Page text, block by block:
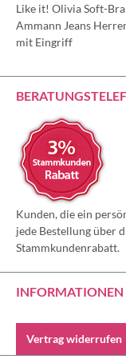
Like it! Olivia Soft-Bra
Ammann Jeans
mit Eingriff
Kunden, die ein
jede Bestellung über
Stammkundenrabatt.
INFORMATIONEN
Vertrag widerrufen